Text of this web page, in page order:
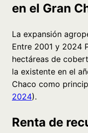
en el Gran
La expansión
Entre 2001 y 2024
hectáreas de
la existente en el
Chaco como
2024).
Renta de